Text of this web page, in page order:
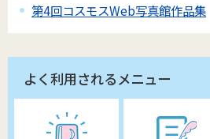
第4回コスモスWeb写真館作品集
よく利用されるメニュー